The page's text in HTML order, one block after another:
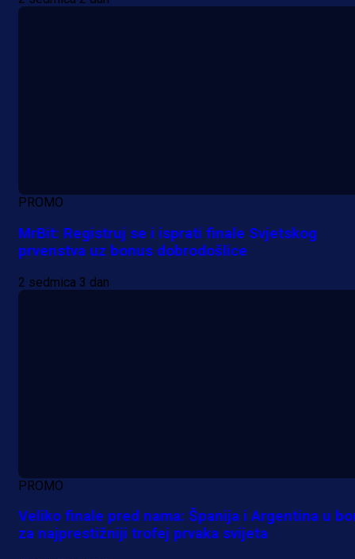
PROMO
MrBit: Registruj se i isprati finale Svjetskog
prvenstva uz bonus dobrodošlice
2 sedmica 3 dan
PROMO
Veliko finale pred nama: Španija i Argentina u
za najprestižniji trofej prvaka svijeta